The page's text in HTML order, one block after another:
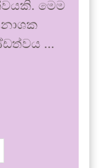
මෙම
…